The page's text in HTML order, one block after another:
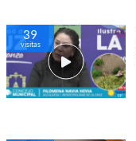
39
visitas